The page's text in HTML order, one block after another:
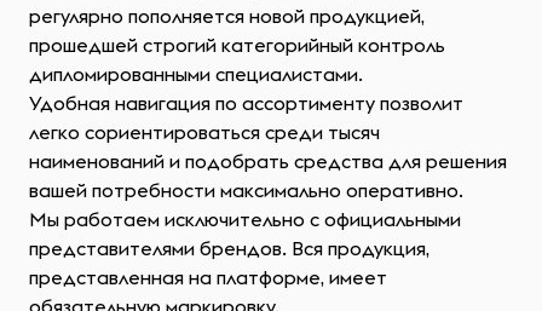
регулярно пополняется новой продукцией,
прошедшей строгий категорийный контроль
дипломированными специалистами.
Удобная навигация по ассортименту позволит
легко сориентироваться среди тысяч
наименований и подобрать средства для решения
вашей потребности максимально оперативно.
Мы работаем исключительно с официальными
представителями брендов. Вся продукция,
представленная на платформе, имеет
обязательную маркировку.